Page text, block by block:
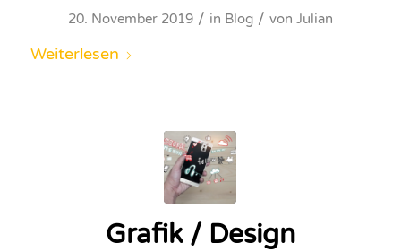
20. November 2019 / in Blog / von Julian
Weiterlesen
Grafik / Design